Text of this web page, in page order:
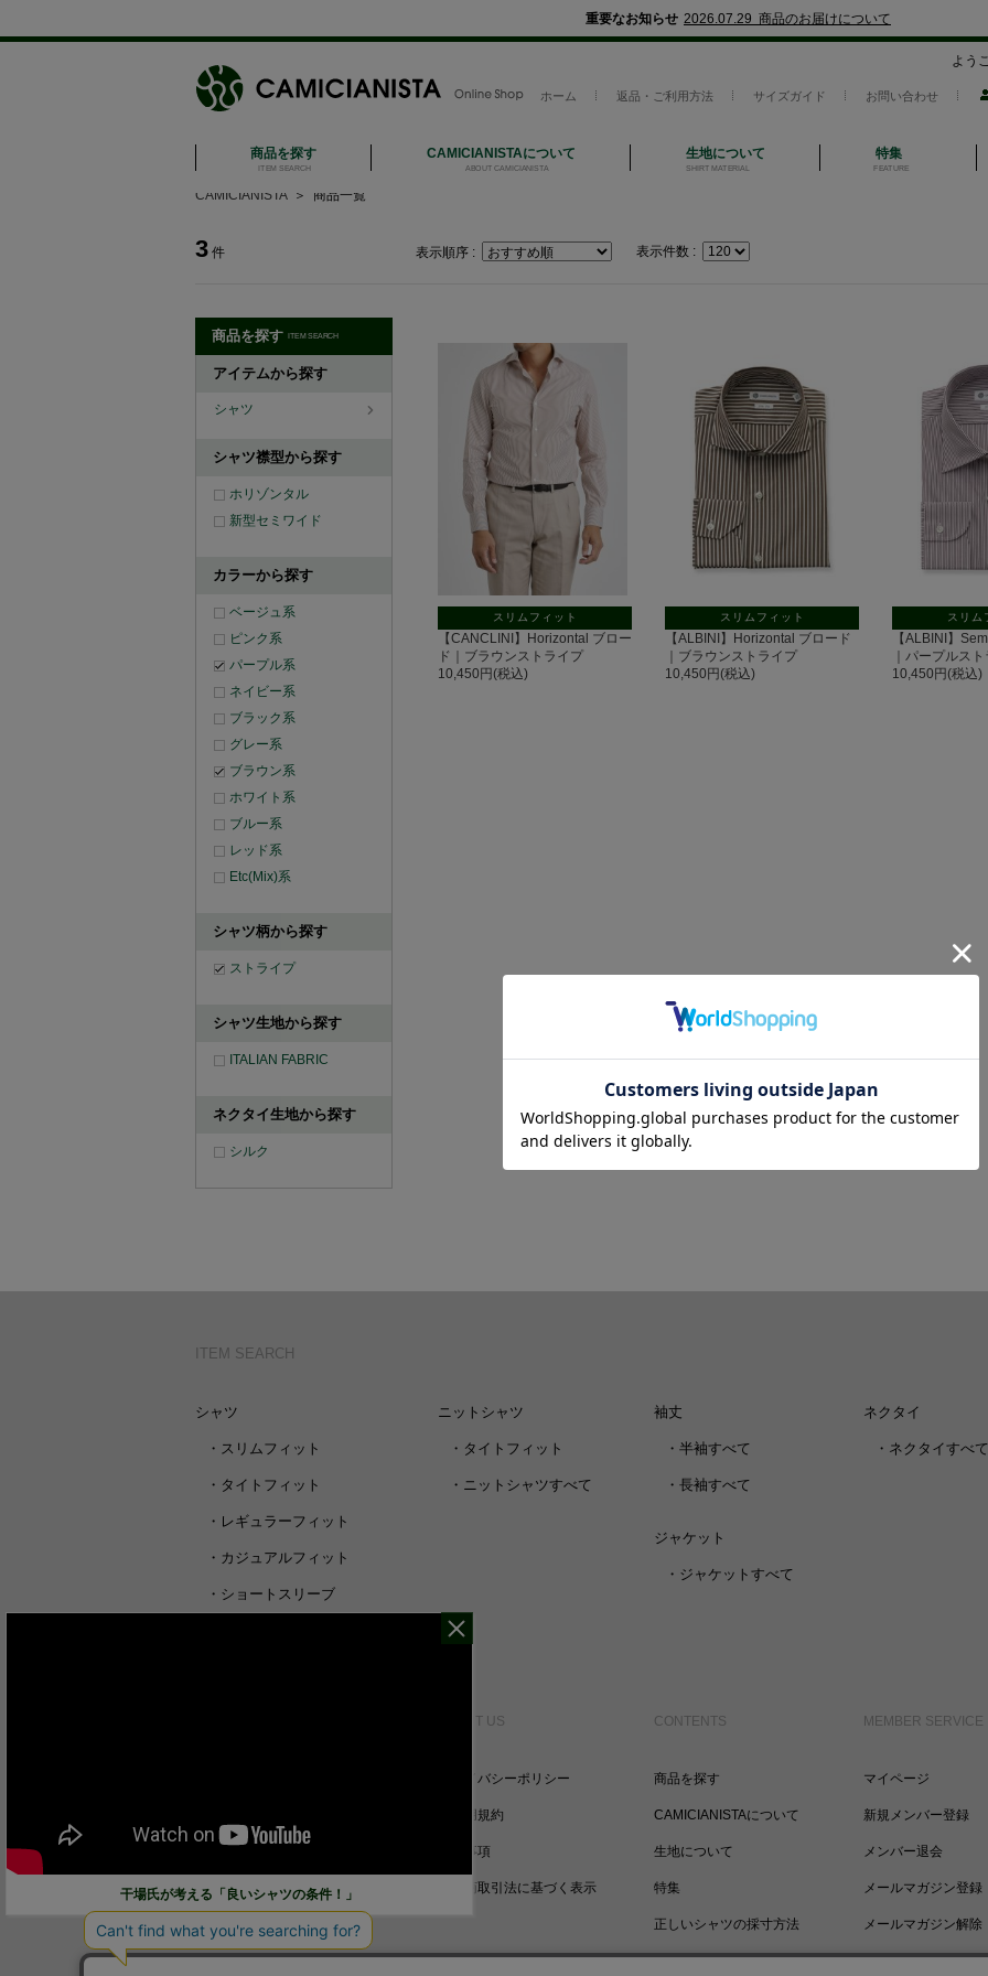
重要なお知らせ 2026.07.29 商品のお届けについて
よう
ホーム 返品・ご利用方法 サイズガイド お問い合わせ
商品を探す
ITEM SEARCH
CAMICIANISTAについて
ABOUT CAMICIANISTA
生地について
SHIRT MATERIAL
特集
FEATURE
CAMICIANISTA＞ 商品一覧
3 件 表示順序 : 表示件数 :
商品を探す ITEM SEARCH
アイテムから探す
シャツ
シャツ襟型から探す
ホリゾンタル
新型セミワイド
カラーから探す
ベージュ系
ピンク系
パープル系
ネイビー系
ブラック系
グレー系
ブラウン系
ホワイト系
ブルー系
レッド系
Etc(Mix)系
シャツ柄から探す
ストライプ
シャツ生地から探す
ITALIAN FABRIC
ネクタイ生地から探す
シルク
スリムフィット
【CANCLINI】Horizontal ブロー
ド｜ブラウンストライプ
10,450円(税込)
スリムフィット
【ALBINI】Horizontal ブロード
｜ブラウンストライプ
10,450円(税込)
スリム
【ALBINI】
｜パープルス
10,450円(税込)
ITEM SEARCH
シャツ
・ スリムフィット
・ タイトフィット
・ レギュラーフィット
・ カジュアルフィット
・ ショートスリーブ
ニットシャツ
・ タイトフィット
・ ニットシャツすべて
袖丈
・ 半袖すべて
・ 長袖すべて
ジャケット
・ ジャケットすべて
ネクタイ
・ ネクタイすべて
ご利用ガイド
お問い合わせ
ABOUT US
プライバシーポリシー
ご利用規約
免責事項
特定商取引法に基づく表示
CONTENTS
商品を探す
CAMICIANISTAについて
生地について
特集
正しいシャツの採寸方法
MEMBER SERVICE
マイページ
新規メンバー登録
メンバー退会
メールマガジン登録
メールマガジン解除
ポイントについて
干場氏が考える「良いシャツの条件！」